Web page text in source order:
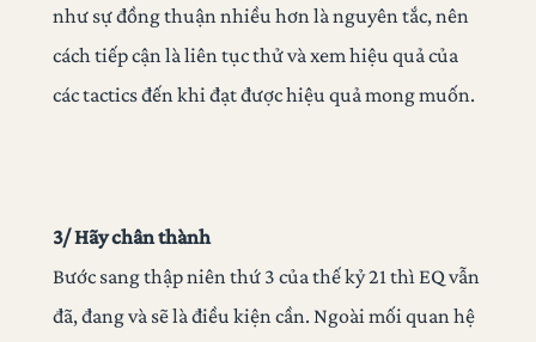
như sự đồng thuận nhiều hơn là nguyên tắc, nên
cách tiếp cận là liên tục thử và xem hiệu quả của
các tactics đến khi đạt được hiệu quả mong muốn.
3/ Hãy chân thành
Bước sang thập niên thứ 3 của thế kỷ 21 thì EQ vẫn
đã, đang và sẽ là điều kiện cần. Ngoài mối quan hệ